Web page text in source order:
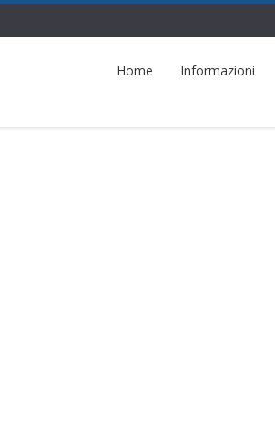
Home Informazioni